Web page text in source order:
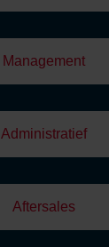
Management
Administratief
Aftersales